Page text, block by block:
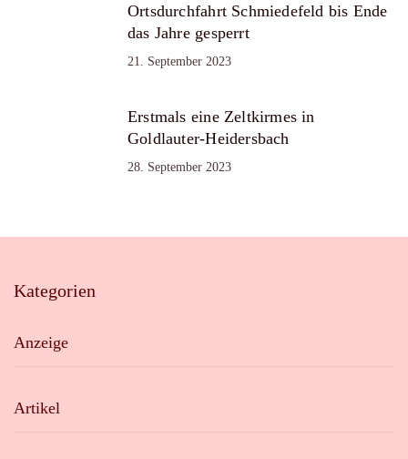
Ortsdurchfahrt Schmiedefeld bis Ende
das Jahre gesperrt
21. September 2023
Erstmals eine Zeltkirmes in
Goldlauter-Heidersbach
28. September 2023
Kategorien
Anzeige
Artikel